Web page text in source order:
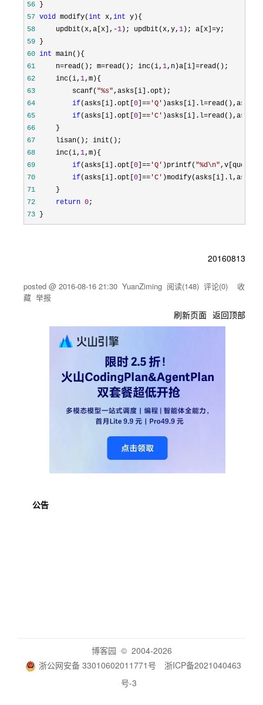
56
57 void modify(int x, int
58
     updbit(x,a[x],-
1 ); updbit(x,y, 1 ); a[x]=
59
60 int
61
     n=read(); m=read(); inc(i,
1,n)a[i]=
62
     inc(i,
1
63
         scanf(
"%s"
64
if(asks[i].opt[ 0 ]== 'Q '
65
if(asks[i].opt[ 0 ]== 'C '
66
67
68
     inc(i,
1
69
if(asks[i].opt[ 0 ]== 'Q ' )printf( "%d\n"
70
if(asks[i].opt[ 0 ]== 'C '
71
72
return 0
73 }
20160813
posted @ 2016-08-16 21:30 YuanZiming 阅读(148) 评论(0) 收
藏 举报
刷新页面 返回顶部
公告
博客园 © 2004-2026
浙公网安备 33010602011771号
浙ICP备2021040463
号-3